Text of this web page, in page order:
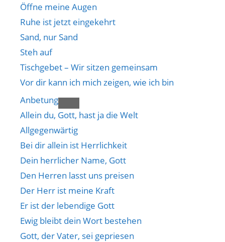
Öffne meine Augen
Ruhe ist jetzt eingekehrt
Sand, nur Sand
Steh auf
Tischgebet – Wir sitzen gemeinsam
Vor dir kann ich mich zeigen, wie ich bin
Anbetung
Allein du, Gott, hast ja die Welt
Allgegenwärtig
Bei dir allein ist Herrlichkeit
Dein herrlicher Name, Gott
Den Herren lasst uns preisen
Der Herr ist meine Kraft
Er ist der lebendige Gott
Ewig bleibt dein Wort bestehen
Gott, der Vater, sei gepriesen